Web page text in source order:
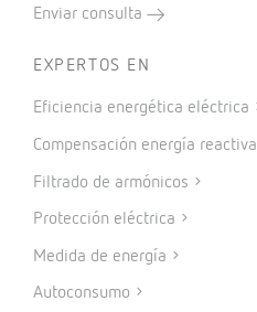
Enviar consulta
EXPERTOS EN
Eficiencia energética eléctrica
Compensación energía reactiva
Filtrado de armónicos
Protección eléctrica
Medida de energía
Autoconsumo